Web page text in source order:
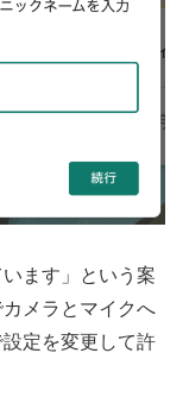
ます」という案
メラとマイクへ
定を変更して許